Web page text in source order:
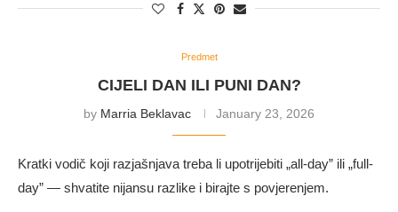
Predmet
CIJELI DAN ILI PUNI DAN?
by Marria Beklavac January 23, 2026
Kratki vodič koji razjašnjava treba li upotrijebiti „all-day” ili „full-
day” — shvatite nijansu razlike i birajte s povjerenjem.